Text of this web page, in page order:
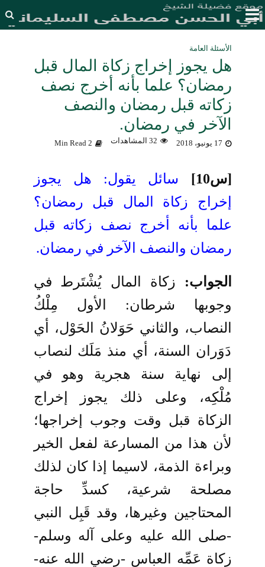
الأسئلة العامة
هل يجوز إخراج زكاة المال قبل
رمضان؟ علما بأنه أخرج نصف
زكاته قبل رمضان والنصف
الآخر في رمضان.
17 يونيو، 2018 32 المشاهدات 2 Min Read
[س10]
سائل يقول: هل يجوز
إخراج زكاة المال قبل رمضان؟
علما بأنه أخرج نصف زكاته قبل
رمضان والنصف الآخر في رمضان.
الجواب: زكاة المال يُشْتَرط في
وجوبها شرطان: الأول مِلْكُ
النصاب، والثاني حَوَلانُ الحَوْل، أي
دَوَران السنة، أي منذ مَلَك لنصاب
إلى نهاية سنة هجرية وهو في
مُلْكِه، وعلى ذلك يجوز إخراج
الزكاة قبل وقت وجوب إخراجها؛
لأن هذا من المسارعة لفعل الخير
وبراءة الذمة، لاسيما إذا كان لذلك
مصلحة شرعية، كسدِّ حاجة
المحتاجين وغيرها، وقد قَبِل النبي
-صلى الله عليه وعلى آله وسلم-
زكاة عَمِّه العباس -رضي الله عنه-